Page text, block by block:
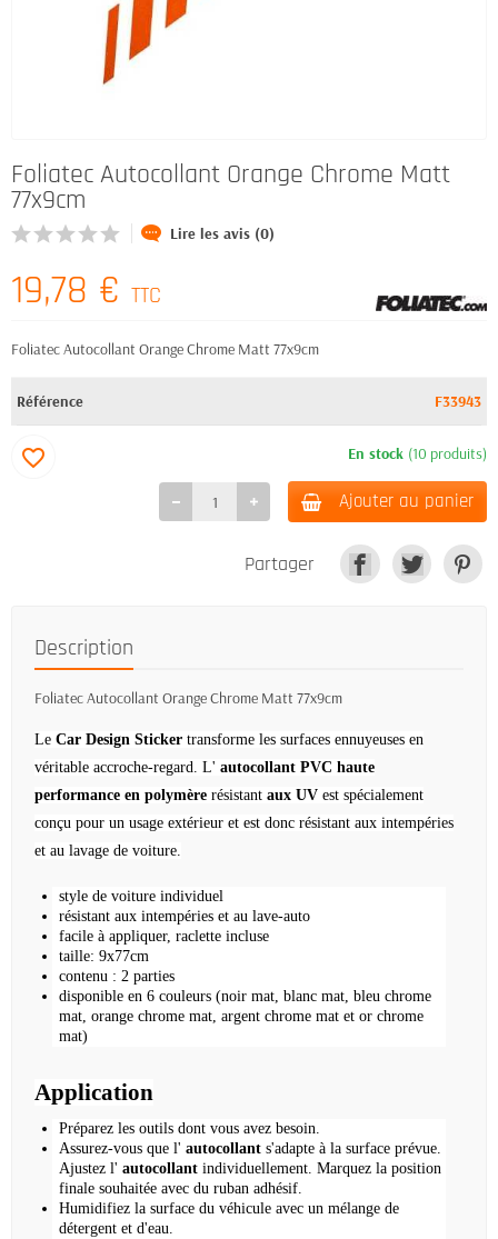
Foliatec Autocollant Orange Chrome Matt
77x9cm
Lire les avis (0)
19,78 € TTC
Foliatec Autocollant Orange Chrome Matt 77x9cm
Référence F33943
En stock (10 produits)
Ajouter au panier
favorite_border
Partager
Description
Foliatec Autocollant Orange Chrome Matt 77x9cm
Le Car Design Sticker transforme les surfaces ennuyeuses en
véritable accroche-regard. L' autocollant PVC haute
performance en polymère résistant aux UV est spécialement
conçu pour un usage extérieur et est donc résistant aux intempéries
et au lavage de voiture.
style de voiture individuel
résistant aux intempéries et au lave-auto
facile à appliquer, raclette incluse
taille: 9x77cm
contenu : 2 parties
disponible en 6 couleurs (noir mat, blanc mat, bleu chrome
mat, orange chrome mat, argent chrome mat et or chrome
mat)
Application
Préparez les outils dont vous avez besoin.
Assurez-vous que l' autocollant s'adapte à la surface prévue.
Ajustez l' autocollant individuellement. Marquez la position
finale souhaitée avec du ruban adhésif.
Humidifiez la surface du véhicule avec un mélange de
détergent et d'eau.